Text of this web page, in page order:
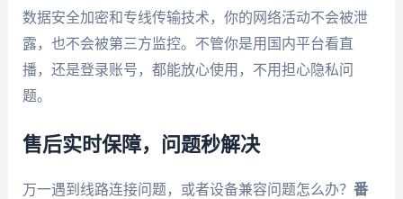
数据安全加密和专线传输技术，你的网络活动不会被泄
露，也不会被第三方监控。不管你是用国内平台看直
播，还是登录账号，都能放心使用，不用担心隐私问
题。
售后实时保障，问题秒解决
万一遇到线路连接问题，或者设备兼容问题怎么办？ 番